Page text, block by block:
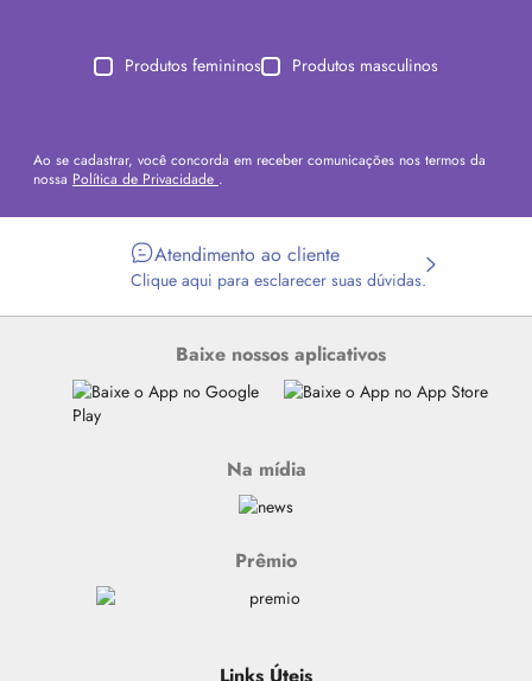
Produtos femininos Produtos masculinos
Ao se cadastrar, você concorda em receber comunicações nos termos da
nossa Política de Privacidade .
Atendimento ao cliente
Clique aqui para esclarecer suas dúvidas.
Baixe nossos aplicativos
Na mídia
Prêmio